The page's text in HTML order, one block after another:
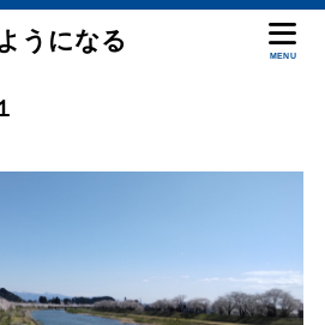
うになる
MENU